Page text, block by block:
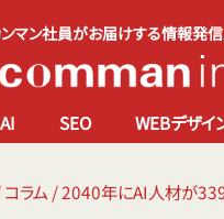
マン社員がお届けする情報発信
AI SEO WEBデザイ
コラム /2040年にAI人材が339